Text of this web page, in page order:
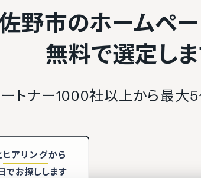
野市のホームペ
無料で選定し
トナー1000社以上から最大
ヒアリングから
でお探しします